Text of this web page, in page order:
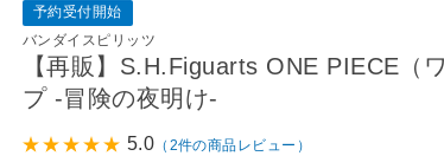
予約受付開始
バンダイスピリッツ
【再販】S.H.Figuarts ONE PIECE（
プ -冒険の夜明け-
5.0 （2件の商品レビュー）